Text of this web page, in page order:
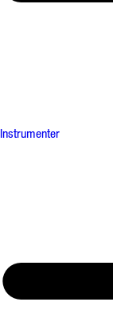
Instrumenter